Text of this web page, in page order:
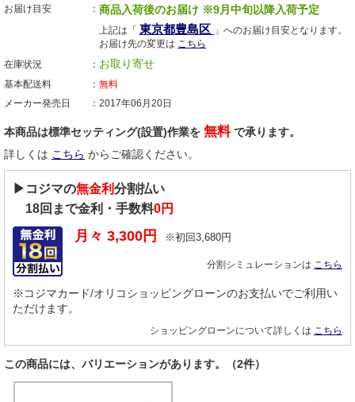
お届け目安
商品入荷後のお届け ※9月中旬以降入荷予定
上記は「 東京都豊島区 」へのお届け目安となります。
お届け先の変更は こちら
在庫状況
お取り寄せ
基本配送料
無料
メーカー発売日
2017年06月20日
本商品は標準セッティング(設置)作業を 無料で承ります。
詳しくは こちら からご確認ください。
▶コジマの無金利分割払い
18回まで金利・手数料0円
月々 3,300 円 ※初回3,680円
分割シミュレーションは こちら
※コジマカード/オリコショッピングローンのお支払いでご利用い
ただけます。
ショッピングローンについて詳しくは こちら
この商品には、バリエーションがあります。（2件）